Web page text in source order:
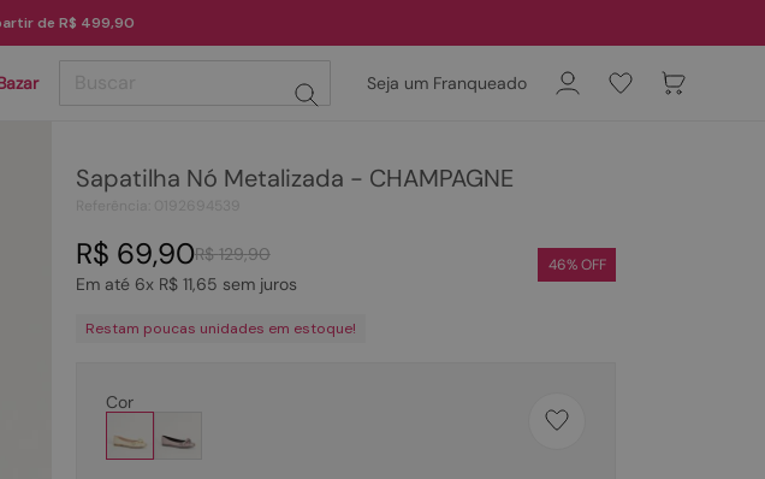
de R$ 499,90
Seja um Franqueado
Sapatilha Nó Metalizada - CHAMPAGNE
R$ 129,90
R$ 69,90
Em até 6x R$ 11,65 sem juros
46% OFF
Restam poucas unidades em estoque!
Cor